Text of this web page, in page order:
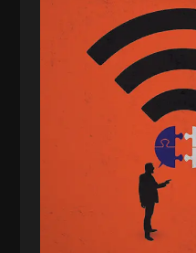
امان‌پور، سروش کرمیان،
فکرانه، فائزه فتحی
لطفی زاده